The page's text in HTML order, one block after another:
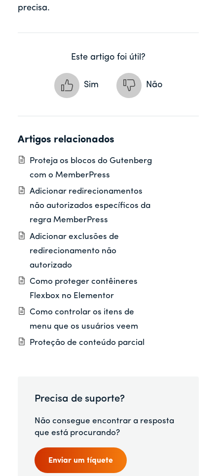
precisa.
Este artigo foi útil?
Sim Não
Artigos relacionados
Proteja os blocos do Gutenberg
com o MemberPress
Adicionar redirecionamentos
não autorizados específicos da
regra MemberPress
Adicionar exclusões de
redirecionamento não
autorizado
Como proteger contêineres
Flexbox no Elementor
Como controlar os itens de
menu que os usuários veem
Proteção de conteúdo parcial
Precisa de suporte?
Não consegue encontrar a resposta
que está procurando?
Enviar um tíquete